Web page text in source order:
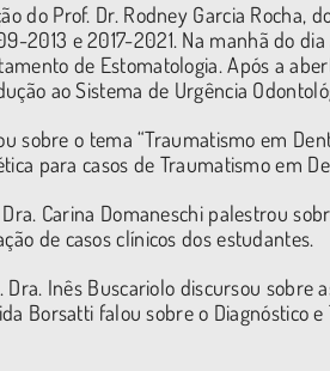
do Prof. Dr. Rodney Garcia Rocha,
2013 e 2017-2021. Na manhã do
de Estomatologia. Após a
ao Sistema de Urgência
sobre o tema “Traumatismo em
para casos de Traumatismo em
Carina Domaneschi palestrou
de casos clínicos dos estudantes.
Inês Buscariolo discursou sobre
Borsatti falou sobre o Diagnóstico